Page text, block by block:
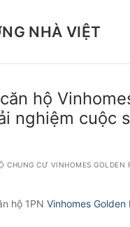
NHÀ VIỆT
hộ
nghiệm cuộc
CHUNG CƯ VINHOMES GOLDEN
hộ 1PN Vinhomes Golden